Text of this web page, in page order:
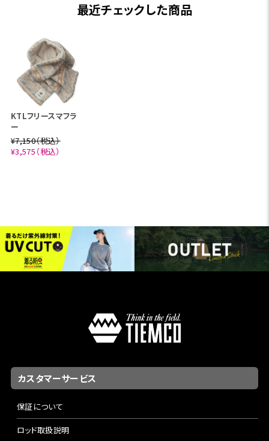
最近チェックした商品
KTLフリースマフラ
ー
¥7,150（税込）
¥3,575（税込）
カスタマーサービス
保証について
ロッド取扱説明